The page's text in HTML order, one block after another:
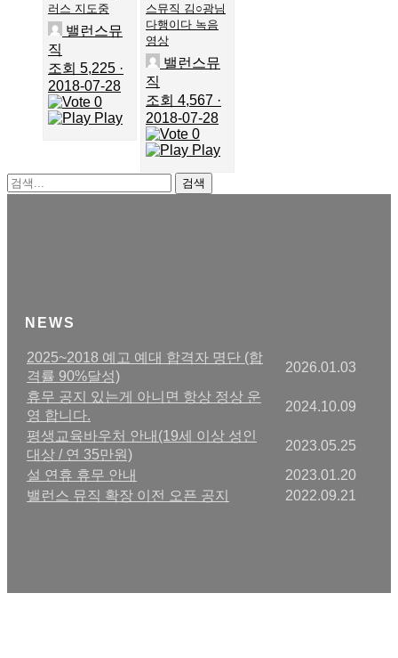
러스 지도중
밸런스뮤
직
조회 5,225 ·
2018-07-28
0
Play
스뮤직 김○광님
다행이다 녹음
영상
밸런스뮤
직
조회 4,567 ·
2018-07-28
0
Play
검색
NEWS
2025~2018 예고 예대 합격자 명단 (합
격률 90%달성)
2026.01.03
휴무 공지 있는게 아니면 항상 정상 운
영 합니다.
2024.10.09
평생교육바우처 안내(19세 이상 성인
대상 / 연 35만원)
2023.05.25
설 연휴 휴무 안내
2023.01.20
밸런스 뮤직 확장 이전 오픈 공지
2022.09.21